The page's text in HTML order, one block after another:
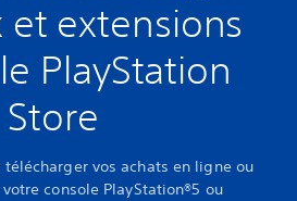
et extensions
PlayStation
Store
télécharger vos achats en ligne ou
console PlayStation®5 ou